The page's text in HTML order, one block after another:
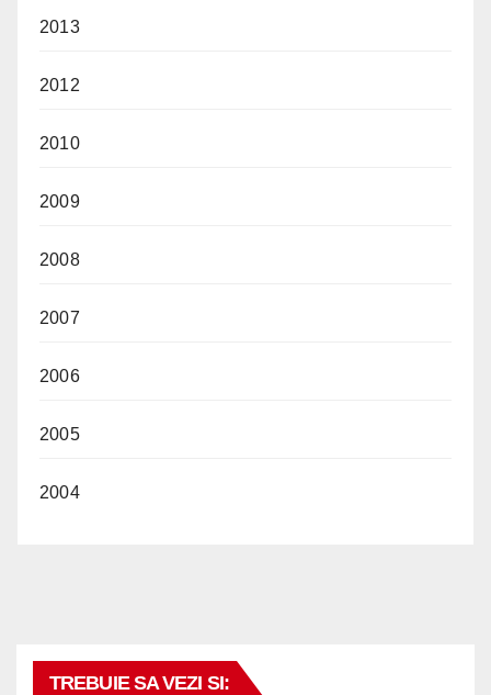
2013
2012
2010
2009
2008
2007
2006
2005
2004
TREBUIE SA VEZI SI: